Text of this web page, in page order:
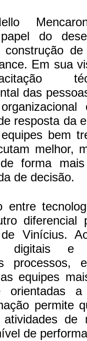
do
construção
Em sua
das
resposta da
bem
melhor,
forma
de decisão.
entre
diferencial
Vinícius.
digitais e
processos,
equipes
orientadas a
permite
de
de